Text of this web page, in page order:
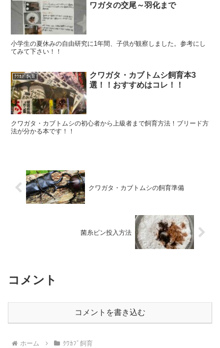
ワガタの交尾～羽化まで
小学生の夏休みの自由研究に1年間、子供が観察しました。参考にし
てみて下さい！！
ｸﾜｶﾌﾞ飼育
クワガタ・カブトムシ飼育本3
選！！おすすめはコレ！！
クワガタ・カブトムシの初心者から上級者まで飼育方法！ブリード方
法が分かる本です！！
クワガタ・カブトムシの飼育準備
菌糸ビン投入方法
コメント
コメントを書き込む
ホーム ｸﾜｶﾌﾞ飼育